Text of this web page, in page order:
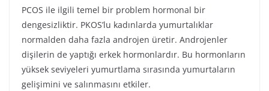
PCOS ile ilgili temel bir problem hormonal bir
dengesizliktir. PKOS’lu kadınlarda yumurtalıklar
normalden daha fazla androjen üretir. Androjenler
dişilerin de yaptığı erkek hormonlardır. Bu hormonların
yüksek seviyeleri yumurtlama sırasında yumurtaların
gelişimini ve salınmasını etkiler.